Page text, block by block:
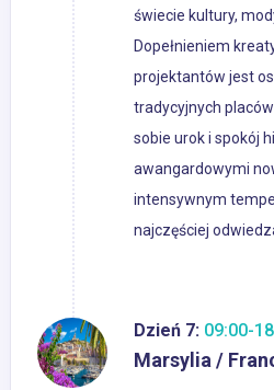
świecie kultury,
Dopełnieniem
projektantów jest
tradycyjnych
sobie urok i spokój
awangardowymi
intensywnym
najczęściej
Dzień 7: 09:00-
Marsylia /